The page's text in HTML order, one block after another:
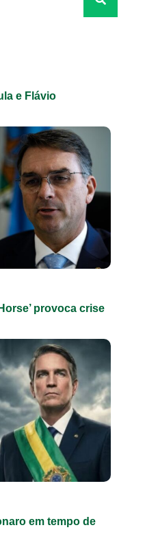
e Flávio
provoca crise
em tempo de